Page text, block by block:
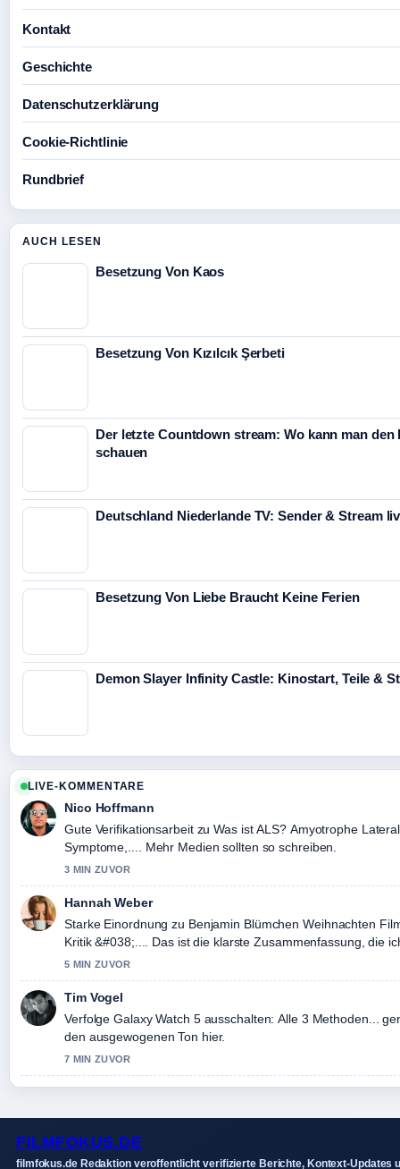
Kontakt
Geschichte
Datenschutzerklärung
Cookie-Richtlinie
Rundbrief
AUCH LESEN
Besetzung Von Kaos
Besetzung Von Kızılcık Şerbeti
Der letzte Countdown stream: Wo kann man den
schauen
Deutschland Niederlande TV: Sender & Stream
Besetzung Von Liebe Braucht Keine Ferien
Demon Slayer Infinity Castle: Kinostart, Teile &
LIVE-KOMMENTARE
Nico Hoffmann
Gute Verifikationsarbeit zu Was ist ALS? Amyotrophe
Symptome,.... Mehr Medien sollten so schreiben.
3 MIN ZUVOR
Hannah Weber
Starke Einordnung zu Benjamin Blümchen Weihnachten
Kritik &#038;.... Das ist die klarste Zusammenfassung, die
gesehen habe.
5 MIN ZUVOR
Tim Vogel
Verfolge Galaxy Watch 5 ausschalten: Alle 3 Methoden...
den ausgewogenen Ton hier.
7 MIN ZUVOR
FILMFOKUS.DE
filmfokus.de Redaktion veroffentlicht verifizierte Berichte, Kontext-Updates